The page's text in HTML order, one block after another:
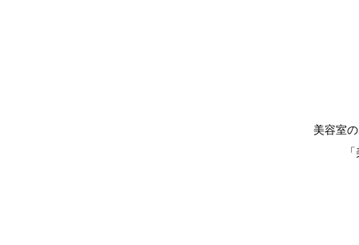
美容室